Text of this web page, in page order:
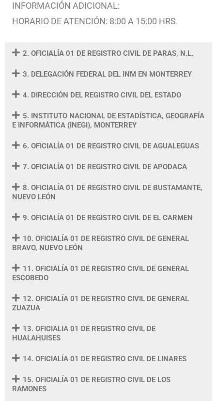
INFORMACIÓN ADICIONAL:
HORARIO DE ATENCIÓN: 8:00 A 15:00 HRS.
2. OFICIALÍA 01 DE REGISTRO CIVIL DE PARAS, N.L.
3. DELEGACIÓN FEDERAL DEL INM EN MONTERREY
4. DIRECCIÓN DEL REGISTRO CIVIL DEL ESTADO
5. INSTITUTO NACIONAL DE ESTADÍSTICA, GEOGRAFÍA
E INFORMÁTICA (INEGI), MONTERREY
6. OFICIALÍA 01 DE REGISTRO CIVIL DE AGUALEGUAS
7. OFICIALÍA 01 DE REGISTRO CIVIL DE APODACA
8. OFICIALÍA 01 DE REGISTRO CIVIL DE BUSTAMANTE,
NUEVO LEÓN
9. OFICIALÍA 01 DE REGISTRO CIVIL DE EL CARMEN
10. OFICIALÍA 01 DE REGISTRO CIVIL DE GENERAL
BRAVO, NUEVO LEÓN
11. OFICIALÍA 01 DE REGISTRO CIVIL DE GENERAL
ESCOBEDO
12. OFICIALÍA 01 DE REGISTRO CIVIL DE GENERAL
ZUAZUA
13. OFICIALIA 01 DE REGISTRO CIVIL DE
HUALAHUISES
14. OFICIALÍA 01 DE REGISTRO CIVIL DE LINARES
15. OFICIALÍA 01 DE REGISTRO CIVIL DE LOS
RAMONES